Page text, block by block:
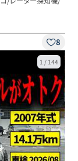
8
1 / 144